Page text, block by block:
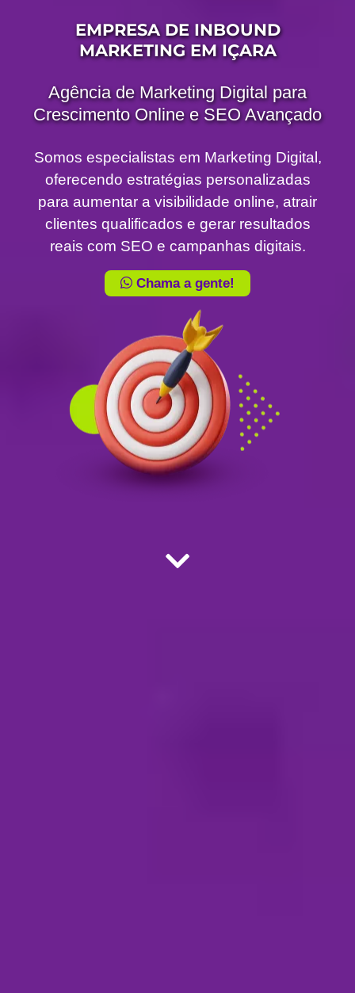
EMPRESA DE INBOUND
MARKETING EM IÇARA
Agência de Marketing Digital para
Crescimento Online e SEO Avançado
Somos especialistas em Marketing Digital,
oferecendo estratégias personalizadas
para aumentar a visibilidade online, atrair
clientes qualificados e gerar resultados
reais com SEO e campanhas digitais.
Chama a gente!